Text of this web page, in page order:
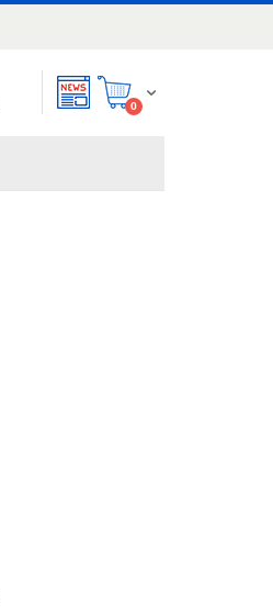
Mein Warenkorb
0items